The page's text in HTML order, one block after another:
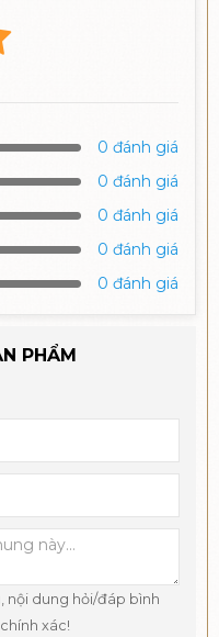
0 đánh giá
0 đánh giá
0 đánh giá
0 đánh giá
0 đánh giá
PHẨM
nội dung hỏi/đáp bình
xác!